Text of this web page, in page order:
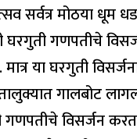
सर्वत्र मोठया धूम
गणपतीचे
या घरगुती
गालबोट
विसर्जन